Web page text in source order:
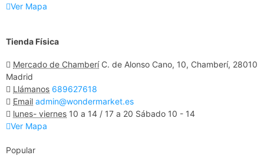
Ver Mapa
Tienda Física
Mercado de Chamberí C. de Alonso Cano, 10, Chamberí, 28010
Madrid
Llámanos 689627618
Email admin@wondermarket.es
lunes- viernes 10 a 14 / 17 a 20 Sábado 10 - 14
Ver Mapa
Popular